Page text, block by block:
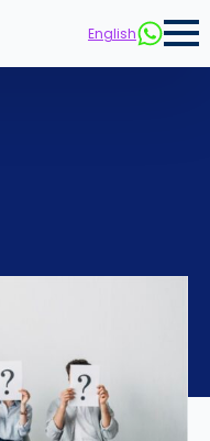
English